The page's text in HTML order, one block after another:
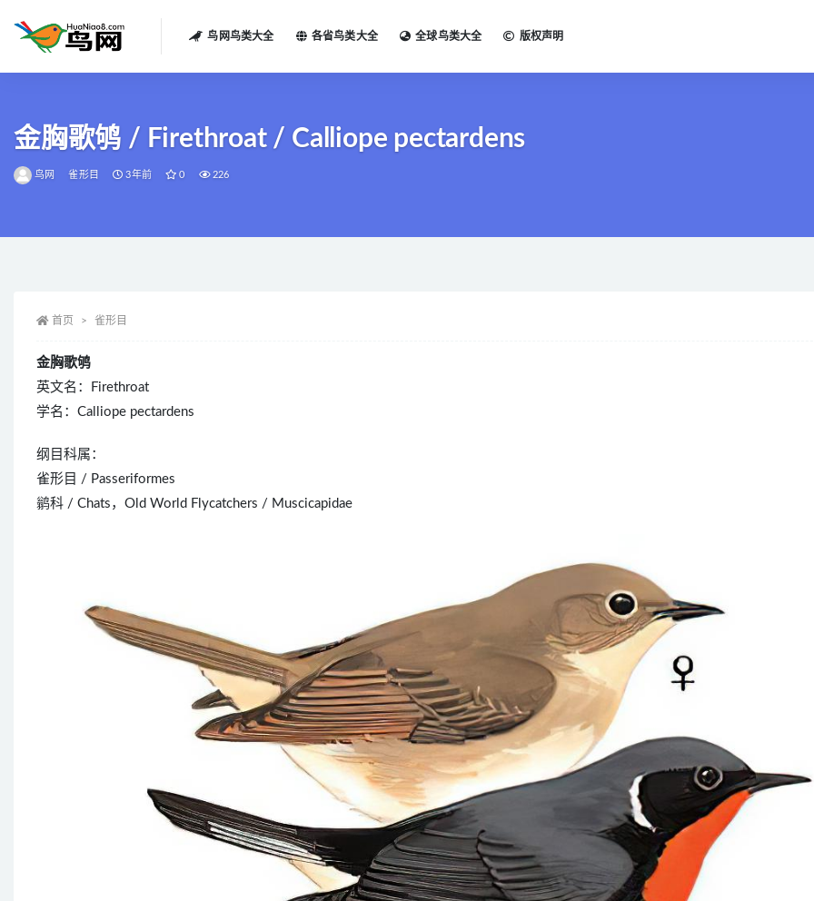
鸟网鸟类大全 各省鸟类大全 全球鸟类大全 版权声明
金胸歌鸲 / Firethroat / Calliope pectardens
鸟网 雀形目 3年前 0 226
首页 雀形目
金胸歌鸲
英文名：Firethroat
学名：Calliope pectardens
纲目科属：
雀形目 / Passeriformes
鹟科 / Chats，Old World Flycatchers / Muscicapidae